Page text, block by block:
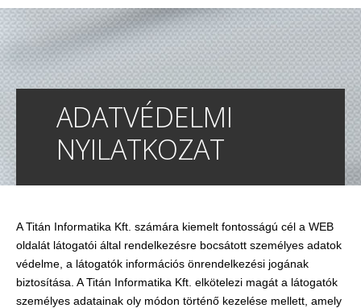
ADATVÉDELMI
NYILATKOZAT
A Titán Informatika Kft. számára kiemelt fontosságú cél a WEB
oldalát látogatói által rendelkezésre bocsátott személyes adatok
védelme, a látogatók információs önrendelkezési jogának
biztosítása. A Titán Informatika Kft. elkötelezi magát a látogatók
személyes adatainak oly módon történő kezelése mellett, amely